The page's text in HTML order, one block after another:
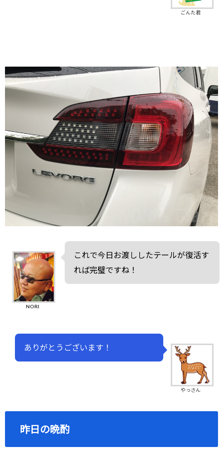
ごんた君
これで今日お渡ししたテールが復活す
れば完璧ですね！
NORI
ありがとうございます！
やっさん
昨日の晩酌